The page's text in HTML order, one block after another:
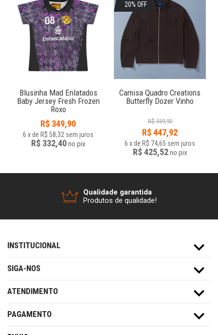
Blusinha Mad Enlatados
Baby Jersey Fresh Frozen
Roxo
R$ 349,90
6 xde R$ 58,32 sem juros
R$ 332,40no pix
20% OFF
Camisa Quadro Creations
Butterfly Dozer Vinho
R$ 559,90
R$447,92
6 xde R$ 74,65 sem juros
R$ 425,52no pix
Qualidade garantida
Produtos de qualidade!
INSTITUCIONAL
SIGA-NOS
ATENDIMENTO
PAGAMENTO